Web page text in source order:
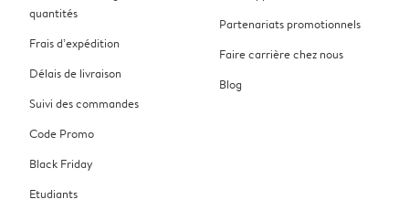
quantités
Frais d’expédition
Délais de livraison
Suivi des commandes
Code Promo
Black Friday
Etudiants
Partenariats promotionnels
Faire carrière chez nous
Blog